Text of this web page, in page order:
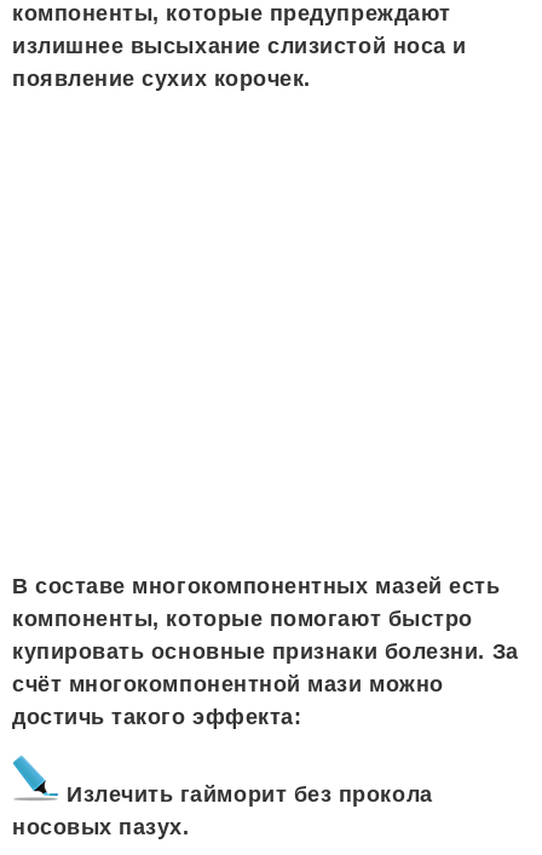
компоненты, которые предупреждают
излишнее высыхание слизистой носа и
появление сухих корочек.
В составе многокомпонентных мазей есть
компоненты, которые помогают быстро
купировать основные признаки болезни. За
счёт многокомпонентной мази можно
достичь такого эффекта:
Излечить гайморит без прокола
носовых пазух.